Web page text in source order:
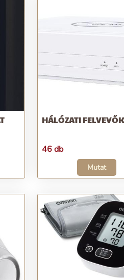
HÁLÓZATI FELVEVŐK
46 db
Mutat